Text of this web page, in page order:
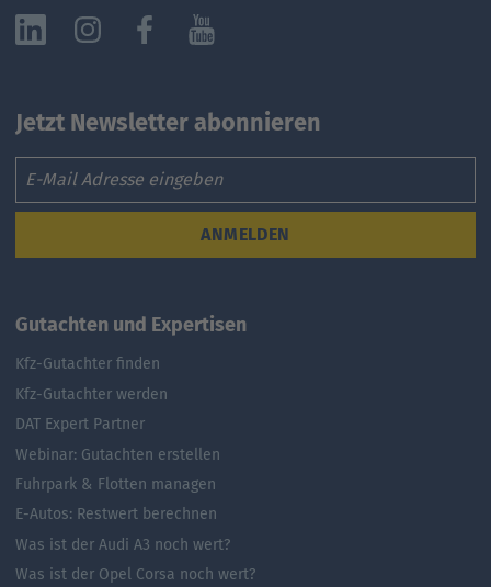
Jetzt Newsletter abonnieren
Email
ANMELDEN
Gutachten und Expertisen
Kfz-Gutachter finden
Kfz-Gutachter werden
DAT Expert Partner
Webinar: Gutachten erstellen
Fuhrpark & Flotten managen
E-Autos: Restwert berechnen
Was ist der Audi A3 noch wert?
Was ist der Opel Corsa noch wert?